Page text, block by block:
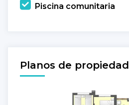
Piscina comunitaria
Planos de propiedad